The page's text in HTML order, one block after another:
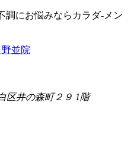
調にお悩みならカラダ‐メン
区井の森町２９ 1階